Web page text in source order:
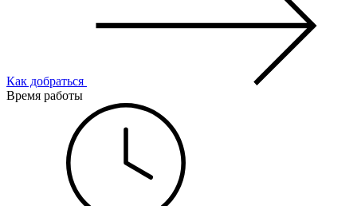
Как добраться
Время работы